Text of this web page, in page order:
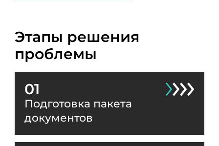
Этапы решения
проблемы
01
Подготовка пакета
документов